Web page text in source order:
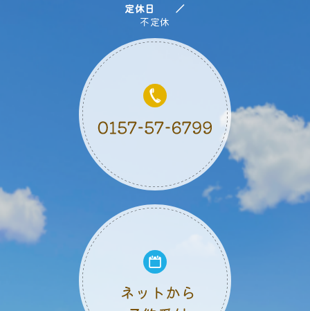
定休日 ／
不定休